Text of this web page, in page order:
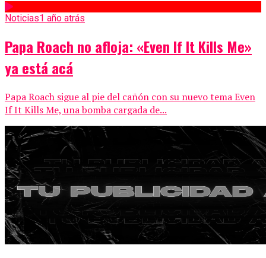
Noticias1 año atrás
Papa Roach no afloja: «Even If It Kills Me»
ya está acá
Papa Roach sigue al pie del cañón con su nuevo tema Even
If It Kills Me, una bomba cargada de...